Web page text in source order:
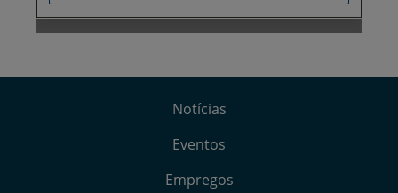
Notícias
Eventos
Empregos